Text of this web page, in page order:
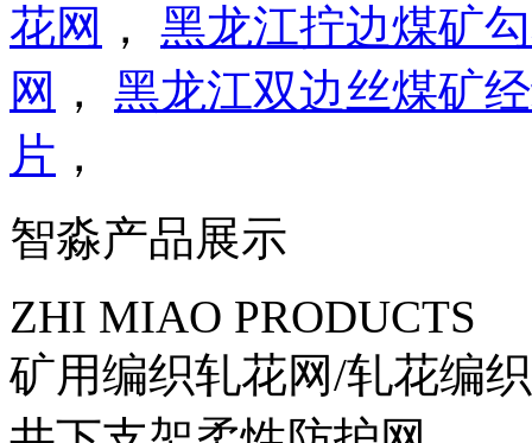
花网 ， 黑龙江拧边煤矿
网 ， 黑龙江双边丝煤矿
片 ，
智淼产品展示
ZHI MIAO PRODUCTS
矿用编织轧花网/轧花编